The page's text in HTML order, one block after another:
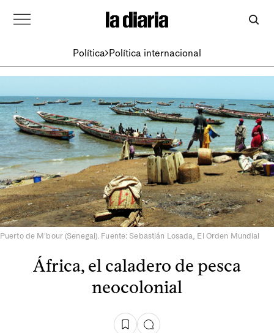
Política Política internacional
Puerto de M'bour (Senegal). Fuente: Sebastián Losada, El Orden Mundial
África, el caladero de pesca
neocolonial